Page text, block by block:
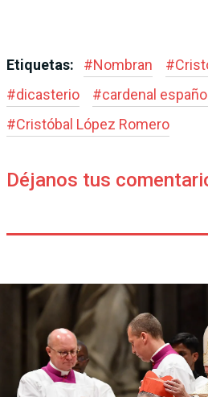
Etiquetas: #Nombran #
#dicasterio #cardenal
#Cristó­bal López Romero
Déjanos tus